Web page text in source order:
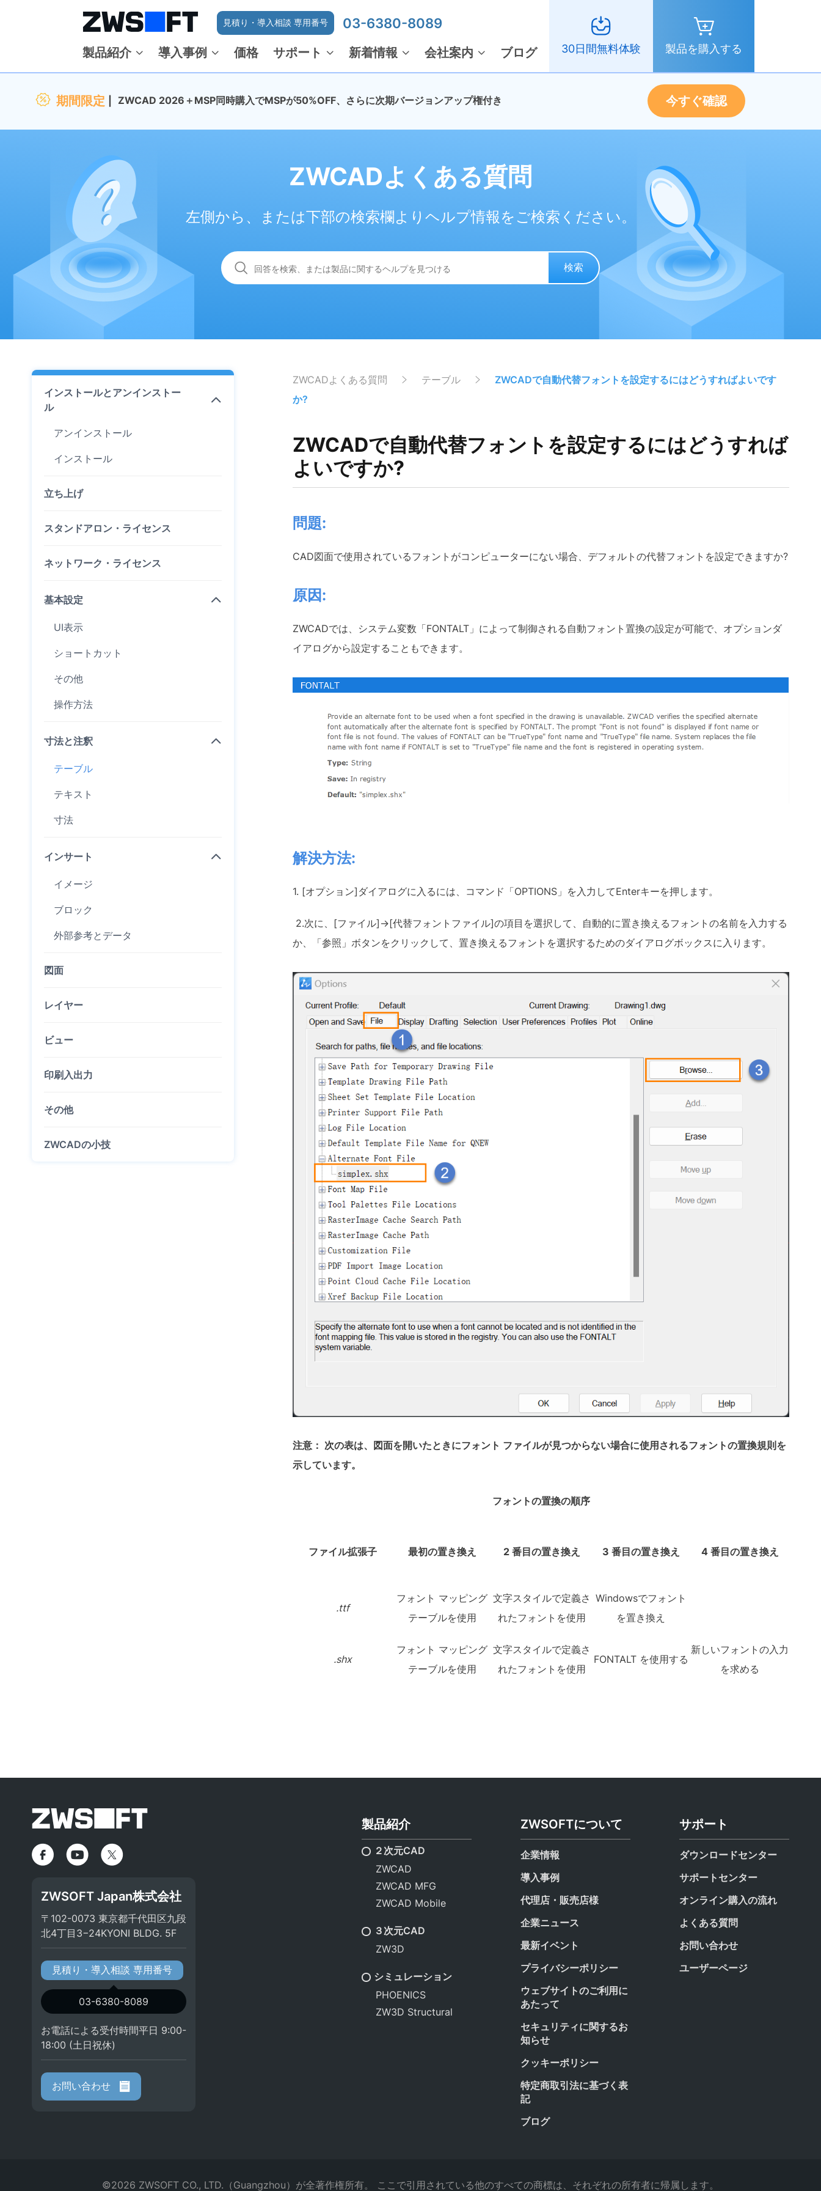
見積り・導入相談 専用番号 03-6380-8089
製品紹介 導入事例 価格 サポート 新着情報 会社案内 ブログ 30日間無料体験 製品を購入する
期間限定 ZWCAD 2026＋MSP同時購入でMSPが50%OFF、さらに次期バージョンアップ権付き 今すぐ確認
ZWCADよくある質問
左側から、または下部の検索欄よりヘルプ情報をご検索ください。
検索
インストールとアンインストー
ル
アンインストール
インストール
立ち上げ
スタンドアロン・ライセンス
ネットワーク・ライセンス
基本設定
UI表示
ショートカット
その他
操作方法
寸法と注釈
テーブル
テキスト
寸法
インサート
イメージ
ブロック
外部参考とデータ
図面
レイヤー
ビュー
印刷入出力
その他
ZWCADの小技
ZWCADよくある質問 テーブル
ZWCADで自動代替フォントを設定するにはどうすればよいです
か?
ZWCADで自動代替フォントを設定するにはどうすれば
よいですか?
問題:
CAD図面で使用されているフォントがコンピューターにない場合、デフォルトの代替フォントを設定できますか?
原因:
ZWCADでは、システム変数「FONTALT」によって制御される自動フォント置換の設定が可能で、オプションダ
イアログから設定することもできます。
解決方法:
1. [オプション]ダイアログに入るには、コマンド「OPTIONS」を入力してEnterキーを押します。
2.次に、[ファイル]→[代替フォントファイル]の項目を選択して、自動的に置き換えるフォントの名前を入力する
か、「参照」ボタンをクリックして、置き換えるフォントを選択するためのダイアログボックスに入ります。
注意： 次の表は、図面を開いたときにフォント ファイルが見つからない場合に使用されるフォントの置換規則を
示しています。
フォントの置換の順序
ファイル拡張子 最初の置き換え 2 番目の置き換え 3 番目の置き換え 4 番目の置き換え
.ttf
フォント マッピング
テーブルを使用
文字スタイルで定義さ
れたフォントを使用
Windowsでフォント
を置き換え
.shx
フォント マッピング
テーブルを使用
文字スタイルで定義さ
れたフォントを使用
FONTALT を使用する
新しいフォントの入力
を求める
ZWSOFT Japan株式会社
〒102-0073 東京都千代田区九段
北4丁目3−24KYONI BLDG. 5F
見積り・導入相談 専用番号
03-6380-8089
お電話による受付時間平日 9:00-
18:00 (土日祝休)
お問い合わせ
製品紹介
２次元CAD
ZWCAD
ZWCAD MFG
ZWCAD Mobile
３次元CAD
ZW3D
シミュレーション
PHOENICS
ZW3D Structural
ZWSOFTについて
企業情報
導入事例
代理店・販売店様
企業ニュース
最新イベント
プライバシーポリシー
ウェブサイトのご利用に
あたって
セキュリティに関するお
知らせ
クッキーポリシー
特定商取引法に基づく表
記
ブログ
サポート
ダウンロードセンター
サポートセンター
オンライン購入の流れ
よくある質問
お問い合わせ
ユーザーページ
©2026 ZWSOFT CO., LTD.（Guangzhou）が全著作権所有。 ここで引用されている他のすべての商標は、それぞれの所有者に帰属します。